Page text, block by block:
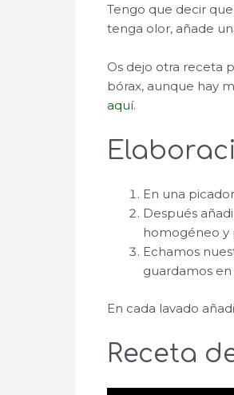
Tengo que decir
tenga olor, añade
Os dejo otra receta
bórax, aunque hay
aquí.
En una
Después
homogéneo y
Echamos
guardamos
En cada lavado
Receta